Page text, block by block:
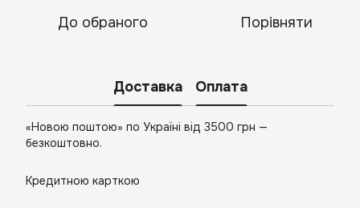
До обраного Порівняти
Доставка Оплата
«Новою поштою» по Україні від 3500 грн —
безкоштовно.
Кредитною карткою